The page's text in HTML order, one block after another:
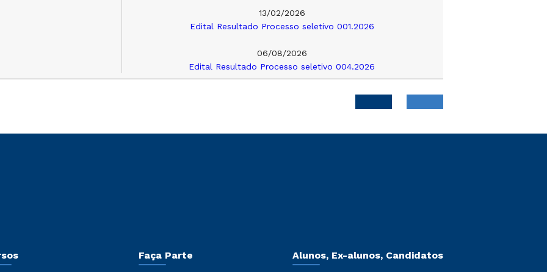
13/02/2026
Edital Resultado Processo seletivo 001.2026
06/08/2026
Edital Resultado Processo seletivo 004.2026
Faça Parte Alunos, Ex-alunos, Candidatos